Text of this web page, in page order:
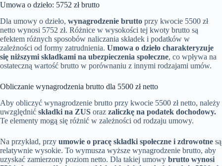
Umowa o dzieło: 5752 zł brutto
Dla umowy o dzieło, wynagrodzenie brutto przy kwocie 5500 zł
netto wynosi 5752 zł. Różnice w wysokości tej kwoty brutto są
efektem różnych sposobów naliczania składek i podatków w
zależności od formy zatrudnienia. Umowa o dzieło charakteryzuje
się niższymi składkami na ubezpieczenia społeczne, co wpływa na
ostateczną wartość brutto w porównaniu z innymi rodzajami umów.
Obliczanie wynagrodzenia brutto dla 5500 zł netto
Aby obliczyć wynagrodzenie brutto przy kwocie 5500 zł netto, należy
uwzględnić składki na ZUS oraz zaliczkę na podatek dochodowy.
Te elementy mogą się różnić w zależności od rodzaju umowy.
Na przykład, przy umowie o pracę składki społeczne i zdrowotne są
relatywnie wysokie. To wymusza wyższe wynagrodzenie brutto, aby
uzyskać zamierzony poziom netto. Dla takiej umowy brutto wynosi